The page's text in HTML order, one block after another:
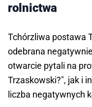
rolnictwa
Tchórzliwa postawa
odebrana
otwarcie pytali na
Trzaskowski?", jak i
liczba negatywnych